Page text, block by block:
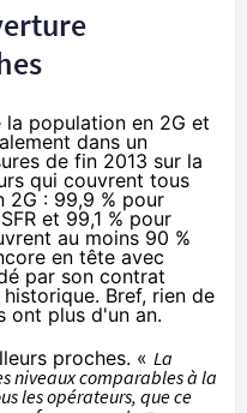
population en 2G et
dans un
de fin 2013 sur la
qui couvrent tous
2G : 99,9 % pour
SFR et 99,1 % pour
au moins 90 %
en tête avec
par son contrat
Bref, rien de
ont plus d'un an.
proches. « La
niveaux comparables à la
les opérateurs, que ce